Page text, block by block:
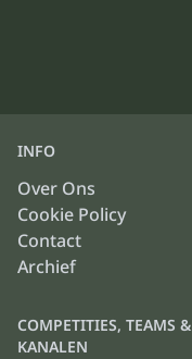
INFO
Over Ons
Cookie Policy
Contact
Archief
COMPETITIES, TEAMS &
KANALEN